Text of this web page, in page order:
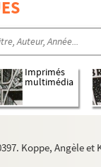
Imprimés
multimédia
Koppe, Angèle et